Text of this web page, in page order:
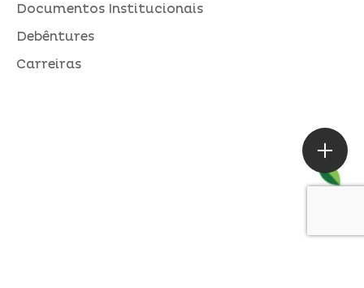
Documentos Institucionais
Debêntures
Carreiras